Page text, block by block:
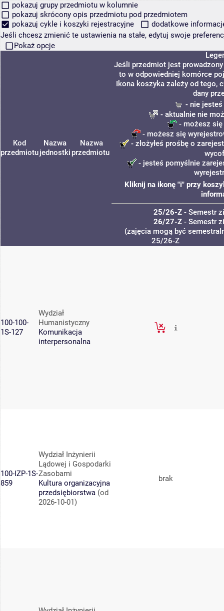
pokazuj grupy przedmiotu w kolumnie
pokazuj skrócony opis przedmiotu pod przedmiotem
pokazuj cykle i koszyki rejestracyjne
dodatkowe
Jeśli chcesz zmienić te ustawienia na stałe, edytuj swoje
Pokaż opcje
Kod
przedmiotu
Nazwa
jednostki
Nazwa
przedmiotu
Jeśli przedmiot jest
to w odpowiedniej komórce
Ikona koszyka zależy od tego,
dany
- nie
- aktualnie nie
- możesz się
- możesz się
- złożyłeś prośbę o
- jesteś pomyślnie
Kliknij na ikonę "i" przy
25/26-Z - Semestr
26/27-Z - Semestr
(zajęcia mogą być
25/26-Z
100-100-
1S-127
Wydział
Humanistyczny
Komunikacja
interpersonalna
100-IZP-1S-
859
Wydział Inżynierii
Lądowej i Gospodarki
Zasobami
Kultura organizacyjna
przedsiębiorstwa (od
2026-10-01)
brak